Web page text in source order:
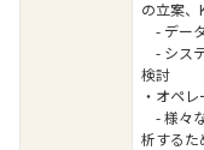
の立案、
- デー
- シス
検討
・オペ
- 様々
析するた